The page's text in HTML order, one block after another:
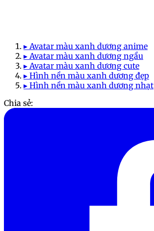
▸ Avatar màu xanh dương anime
▸ Avatar màu xanh dương ngầu
▸ Avatar màu xanh dương cute
▸ Hình nền màu xanh dương đẹp
▸ Hình nền màu xanh dương nhạt
Chia sẻ: